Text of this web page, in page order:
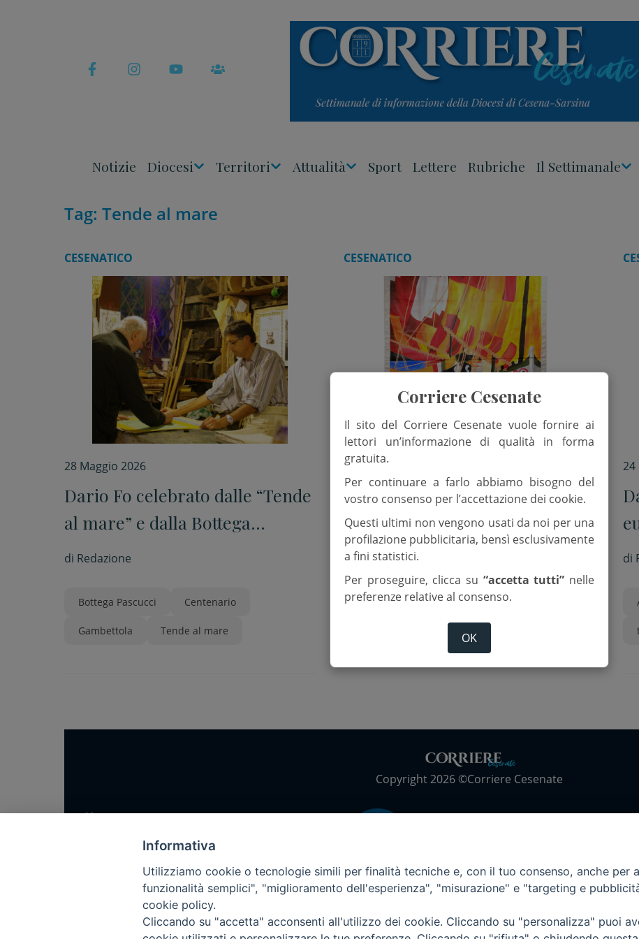
Notizie Diocesi Territori Attualità Sport Lettere Rubriche Il Settimanale
Tag: Tende al mare
CESENATICO
28 Maggio 2026
Dario Fo celebrato dalle “Tende
al mare” e dalla Bottega
Pascucci
di Redazione
Bottega Pascucci Centenario
Gambettola Tende al mare
CESENATICO
14 Giugno 2025
Cesenatico. Le vele al terzo
protagoniste della 28esima
edizione delle Tende al mare.
cesenatico
Tende al mare
24
di
Copyright 2026 ©Corriere Cesenate
Home
Come abbonarsi
Corriere Cesenate
Il sito del Corriere Cesenate vuole fornire ai
lettori un’informazione di qualità in forma
gratuita.
Per continuare a farlo abbiamo bisogno del
vostro consenso per l’accettazione dei cookie.
Questi ultimi non vengono usati da noi per una
profilazione pubblicitaria, bensì esclusivamente
a fini statistici.
Per proseguire, clicca su “accetta tutti” nelle
preferenze relative al consenso.
OK
Informativa
Utilizziamo cookie o tecnologie simili per finalità tecniche e, con il tuo consenso, anche per
funzionalità semplici", "miglioramento dell'esperienza", "misurazione" e "targeting e
cookie policy.
Cliccando su "accetta" acconsenti all'utilizzo dei cookie. Cliccando su "personalizza" puoi